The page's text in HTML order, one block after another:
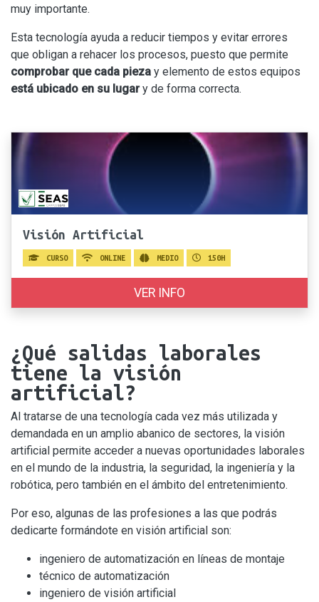
muy importante.
Esta tecnología ayuda a reducir tiempos y evitar errores
que obligan a rehacer los procesos, puesto que permite
comprobar que cada pieza y elemento de estos equipos
está ubicado en su lugary de forma correcta.
Visión Artificial
CURSO ONLINE MEDIO 150H
VER INFO
¿Qué salidas laborales
tiene la visión
artificial?
Al tratarse de una tecnología cada vez más utilizada y
demandada en un amplio abanico de sectores, la visión
artificial permite acceder a nuevas oportunidades laborales
en el mundo de la industria, la seguridad, la ingeniería y la
robótica, pero también en el ámbito del entretenimiento.
Por eso, algunas de las profesiones a las que podrás
dedicarte formándote en visión artificial son:
ingeniero de automatización en líneas de montaje
técnico de automatización
ingeniero de visión artificial